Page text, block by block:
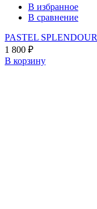
В избранное
В сравнение
PASTEL SPLENDOUR
1 800 ₽
В корзину